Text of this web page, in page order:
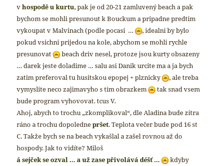
vhospoděu kurtu, pak je od 20-21 zamluvený beach a pak
bychom se mohli presunout k Bouckum a pripadne predtim
vykoupat v Malvinach (podle pocasi …
,idealni by bylo
pokud vsichni prijedou na kole, abychom se mohli rychle
presunovat
beach driv nesel, protoze jsou kurty obsazeny
…darek jeste doladime … salu asi Danik urcite ma a ja bych
zatim preferoval tu husitskou epopej + plznicky
, ale treba
vymyslite neco zajimavyho s tim obrazkem
tak snad vsem
bude program vyhovovat.tcusV.
Ahoj, abych to trochu „zkomplikoval“, dle Aladina bude zítra
ráno a trochu dopolednepršet. Teplota večer bude pod 16 st
C. Takže bych se na beach vykašlal a zašel rovnou až do
hospody. Jak to vidíte?Miloš
á sejček se ozval … a už zase přivolává déšť …
kdyby